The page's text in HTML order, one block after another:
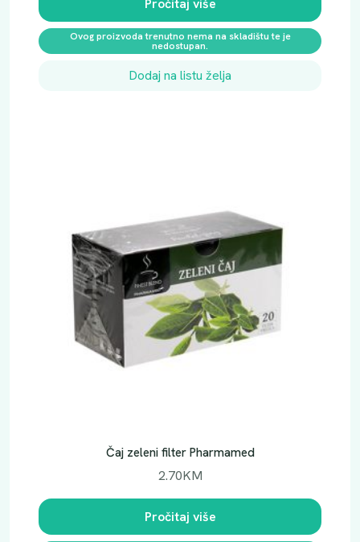
Ovog proizvoda trenutno nema na skladištu te je
nedostupan.
Dodaj na listu želja
Čaj zeleni filter Pharmamed
2.70KM
Pročitaj više